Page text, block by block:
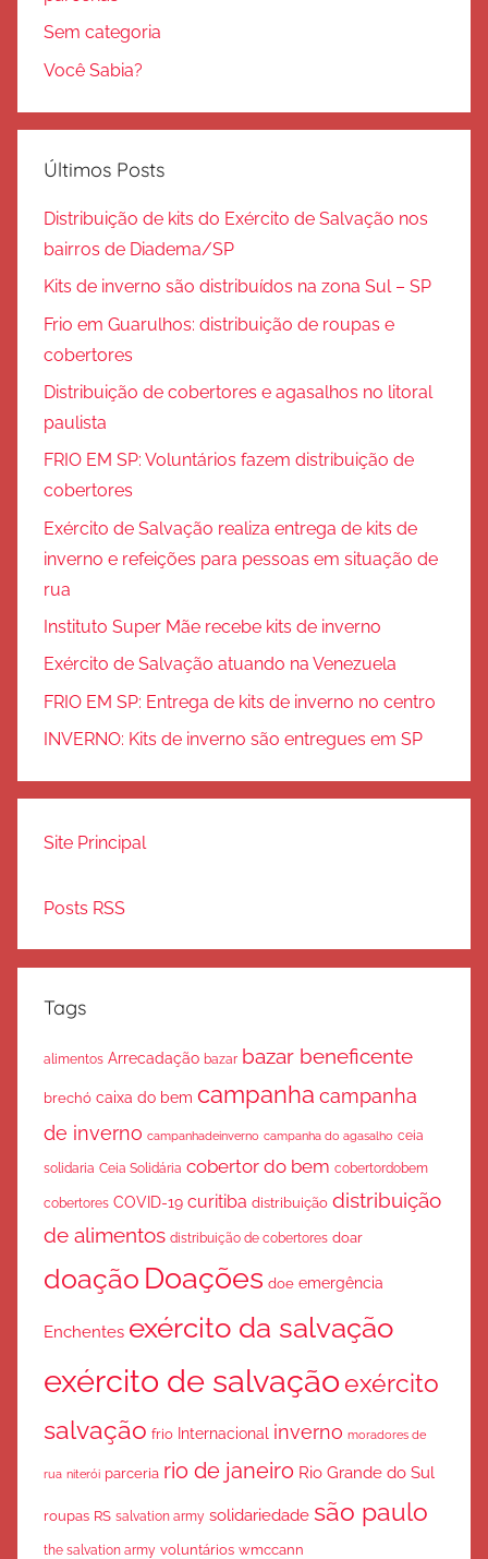
Sem categoria
Você Sabia?
Últimos Posts
Distribuição de kits do Exército de Salvação nos
bairros de Diadema/SP
Kits de inverno são distribuídos na zona Sul – SP
Frio em Guarulhos: distribuição de roupas e
cobertores
Distribuição de cobertores e agasalhos no litoral
paulista
FRIO EM SP: Voluntários fazem distribuição de
cobertores
Exército de Salvação realiza entrega de kits de
inverno e refeições para pessoas em situação de
rua
Instituto Super Mãe recebe kits de inverno
Exército de Salvação atuando na Venezuela
FRIO EM SP: Entrega de kits de inverno no centro
INVERNO: Kits de inverno são entregues em SP
Site Principal
Posts RSS
Tags
alimentos Arrecadação bazar bazar beneficente
brechó caixa do bem campanha campanha
de inverno campanhadeinverno campanha do agasalho ceia
solidaria Ceia Solidária cobertor do bem cobertordobem
cobertores COVID-19 curitiba distribuição distribuição
de alimentos distribuição de cobertores doar
doação Doações doe emergência
Enchentes exército da salvação
exército de salvaçãoexército
salvação frio Internacional inverno moradores de
rua niterói parceria rio de janeiro Rio Grande do Sul
roupas RS salvation army solidariedade são paulo
the salvation army voluntários wmccann